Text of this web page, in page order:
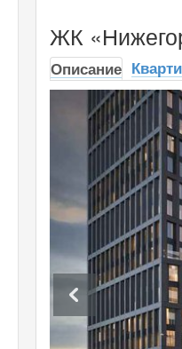
ЖК
Описание